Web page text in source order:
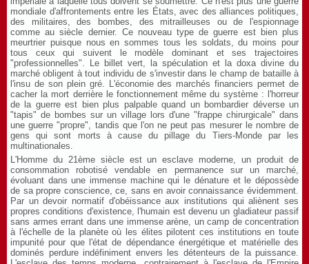
mondiale d'affrontements entre les États, avec des alliances politiques,
des militaires, des bombes, des mitrailleuses ou de l'espionnage
comme au siècle dernier. Ce nouveau type de guerre est bien plus
meurtrier puisque nous en sommes tous les soldats, du moins pour
tous ceux qui suivent le modèle dominant et ses trajectoires
"professionnelles". Le billet vert, la spéculation et la doxa divine du
marché obligent à tout individu de s'investir dans le champ de bataille à
l'insu de son plein gré. L'économie des marchés financiers permet de
cacher la mort derrière le fonctionnement même du système : l'horreur
de la guerre est bien plus palpable quand un bombardier déverse un
"tapis" de bombes sur un village lors d'une "frappe chirurgicale" dans
une guerre "propre", tandis que l'on ne peut pas mesurer le nombre de
gens qui sont morts à cause du pillage du Tiers-Monde par les
multinationales.
L'Homme du 21ème siècle est un esclave moderne, un produit de
consommation robotisé vendable en permanence sur un marché,
évoluant dans une immense machine qui le dénature et le dépossède
de sa propre conscience, ce, sans en avoir connaissance évidemment.
Par un devoir normatif d'obéissance aux institutions qui aliènent ses
propres conditions d'existence, l'humain est devenu un gladiateur passif
sans armes errant dans une immense arène, un camp de concentration
à l'échelle de la planète où les élites pilotent ces institutions en toute
impunité pour que l'état de dépendance énergétique et matérielle des
dominés perdure indéfiniment envers les détenteurs de la puissance.